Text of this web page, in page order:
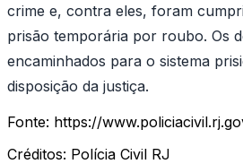
crime e, contra eles, foram
prisão temporária por roubo. Os
encaminhados para o sistema
disposição da justiça.
Fonte: https://
Créditos: Polícia Civil RJ